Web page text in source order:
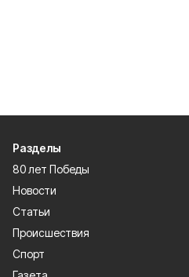
Разделы
80 лет Победы
Новости
Статьи
Происшествия
Спорт